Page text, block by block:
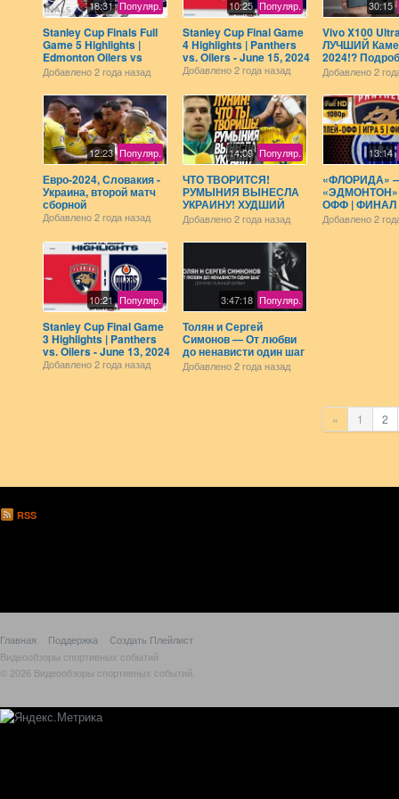
18:31 Популяр.
Stanley Cup Finals Full
Game 5 Highlights |
Edmonton Oilers vs
Florida Panthers | Ain’t
done yet ???
Добавлено2 года назад
10:25 Популяр.
Stanley Cup Final Game
4 Highlights | Panthers
vs. Oilers - June 15, 2024
Добавлено2 года назад
30:15
Vivo X100
ЛУЧШИЙ
2024!?
обзор.
Добавлено2
12:23 Популяр.
Евро-2024, Словакия -
Украина, второй матч
сборной
Добавлено2 года назад
14:09 Популяр.
ЧТО ТВОРИТСЯ!
РУМЫНИЯ ВЫНЕСЛА
УКРАИНУ! ХУДШИЙ
МАТЧ В ИСТОРИИ
ЛУНИНА / Доза Футбола
Добавлено2 года назад
13:14
«ФЛОРИДА»
ОФФ | ФИНАЛ
ОБЗОР
19.06.2024
Добавлено2
10:21 Популяр.
Stanley Cup Final Game
3 Highlights | Panthers
vs. Oilers - June 13, 2024
Добавлено2 года назад
3:47:18 Популяр.
Толян и Сергей
Симонов — От любви
до ненависти один шаг
(Документальный
фильм)
Добавлено2 года назад
« 1 2
RSS
Главная Поддержка
Создать Плейлист
Видеообзоры спортивных событий
© 2026 Видеообзоры спортивных событий.